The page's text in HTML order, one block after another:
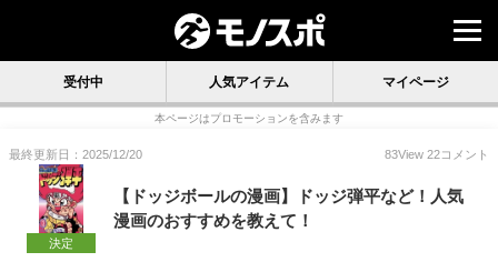
受付中 人気アイテム マイページ
本ページはプロモーションを含みます
最終更新日：2025/12/20 83View 22コメント
決定
【ドッジボールの漫画】ドッジ弾平など！人気
漫画のおすすめを教えて！